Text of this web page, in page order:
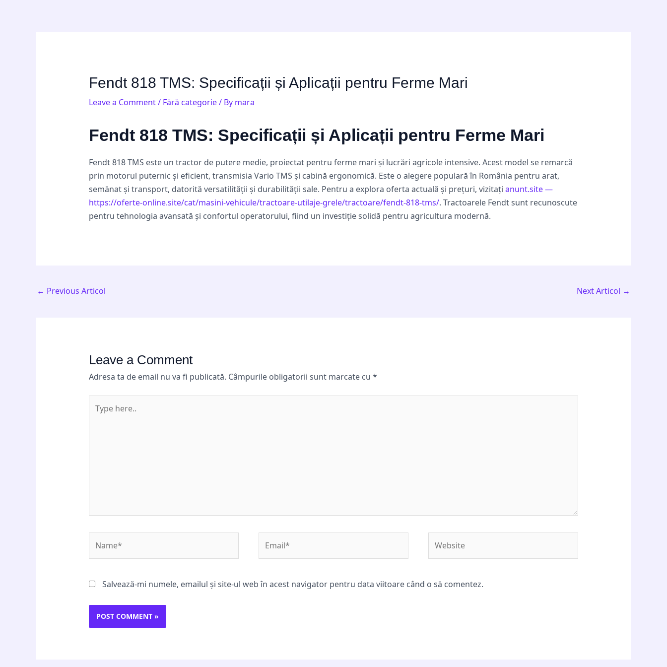
Fendt 818 TMS: Specificații și Aplicații pentru Ferme Mari
Leave a Comment/ Fără categorie/ By mara
Fendt 818 TMS: Specificații și Aplicații pentru Ferme Mari
Fendt 818 TMS este un tractor de putere medie, proiectat pentru ferme mari și lucrări agricole intensive. Acest model se remarcă
prin motorul puternic și eficient, transmisia Vario TMS și cabină ergonomică. Este o alegere populară în România pentru arat,
semănat și transport, datorită versatilității și durabilității sale. Pentru a explora oferta actuală și prețuri, vizitați anunt.site —
https://oferte-online.site/cat/masini-vehicule/tractoare-utilaje-grele/tractoare/fendt-818-tms/. Tractoarele Fendt sunt recunoscute
pentru tehnologia avansată și confortul operatorului, fiind un investiție solidă pentru agricultura modernă.
← Previous Articol Next Articol →
Leave a Comment
Adresa ta de email nu va fi publicată. Câmpurile obligatorii sunt marcate cu *
here..
Salvează-mi numele, emailul și site-ul web în acest navigator pentru data viitoare când o să comentez.